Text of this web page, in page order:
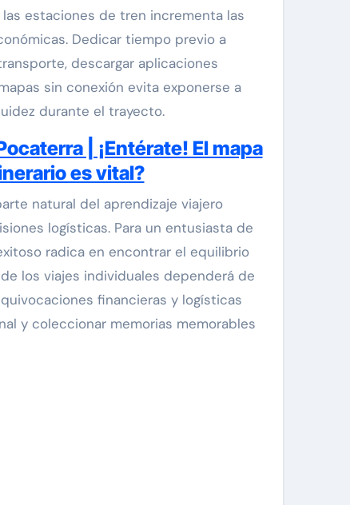
estaciones de tren incrementa las
Dedicar tiempo previo a
descargar aplicaciones
sin conexión evita exponerse a
durante el trayecto.
| ¡Entérate! El mapa
es vital?
natural del aprendizaje viajero
logísticas. Para un entusiasta de
radica en encontrar el equilibrio
los viajes individuales dependerá de
financieras y logísticas
y coleccionar memorias memorables